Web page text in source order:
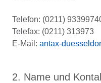
Telefon: (0211)
Telefax: (0211) 313973
E-Mail: antax-
2. Name und